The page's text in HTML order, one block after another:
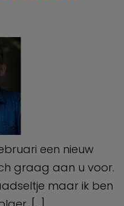
een nieuw
graag aan u voor.
maar ik ben